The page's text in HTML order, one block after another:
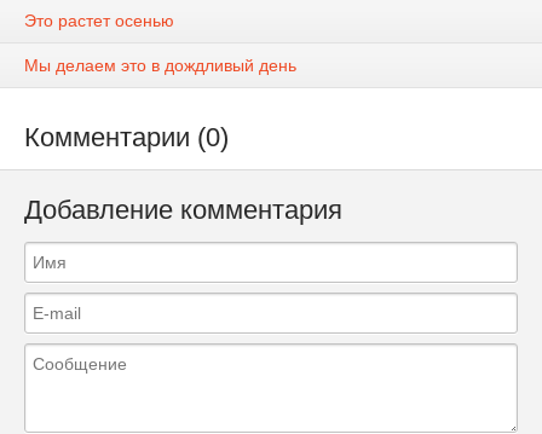
Это растет осенью
Мы делаем это в дождливый день
Комментарии (0)
Добавление комментария